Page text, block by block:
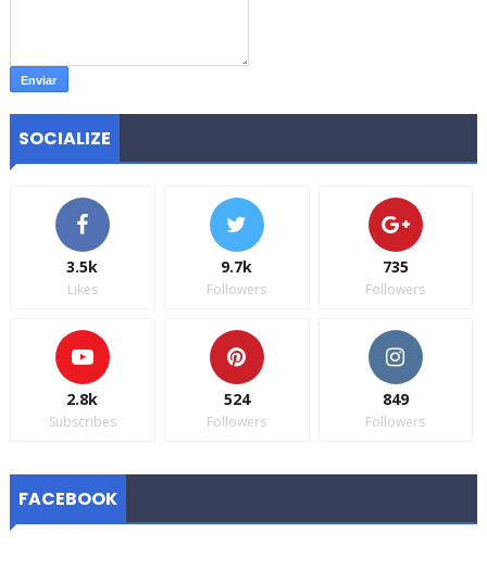
SOCIALIZE
3.5k
Likes
9.7k
Followers
735
Followers
2.8k
Subscribes
524
Followers
849
Followers
FACEBOOK